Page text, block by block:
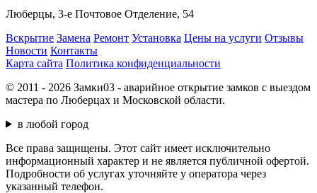
Люберцы, 3-е Почтовое Отделение, 54
Вскрытие Замена Ремонт Установка Цены на услуги Отзывы
Новости Контакты
Карта сайта Политика конфиденциальности
© 2011 - 2026 Замки03 - аварийное открытие замков с выездом
мастера по Люберцах и Московской области.
в любой город
Все права защищены. Этот сайт имеет исключительно
информационный характер и не является публичной офертой.
Подробности об услугах уточняйте у оператора через
указанный телефон.